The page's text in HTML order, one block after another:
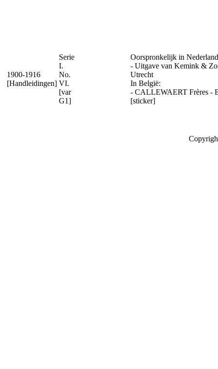
1900-1916
[Handleidingen]
Serie
I.
No.
VI.
[var
G1]
Oorspronkelijk in
- Uitgave van Kemink &
Utrecht
In België:
- CALLEWAERT Frères -
[sticker]